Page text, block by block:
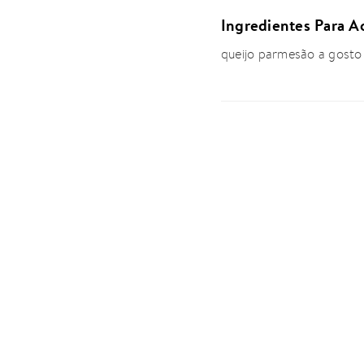
Ingredientes Para
queijo parmesão a gosto